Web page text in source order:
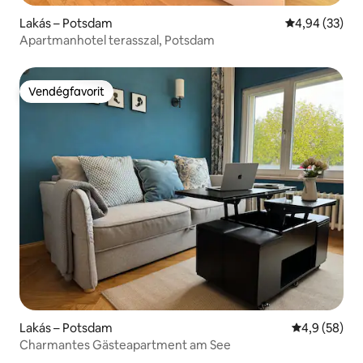
Lakás – Potsdam Átlagos
4,94 (33)
Apartmanhotel terasszal, Potsdam
Vendégfavorit
Vendégfavorit
Lakás – Potsdam Átlagos
4,9 (58)
Charmantes Gästeapartment am See